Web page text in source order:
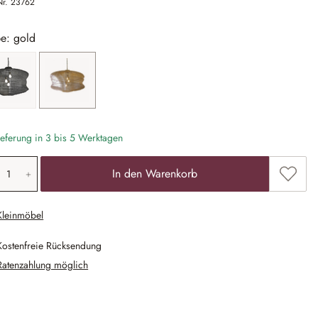
gold
anthrazit gold
in 3 bis 5 Werktagen
Anzahl: Gib den gewünschten Wert
In den Warenkorb Zum
Rücksendung
möglich